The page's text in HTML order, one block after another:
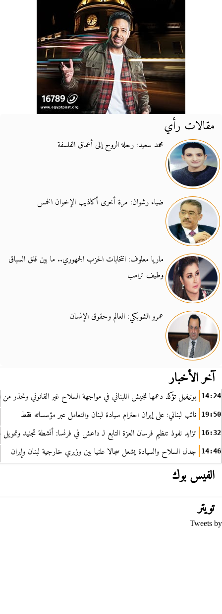
مقالات رأي
محمد سعيد: رحلة الروح إلى أعماق الفلسفة
ضياء رشوان: مرة أخرى أكاذيب الإخوان الخمس
ماريا معلوف: انتخابات الحزب الجمهوري.. ما بين قلق السباق
وطيف ترامب
عمرو الشوبكي: العالم وحقوق الإنسان
آخر الأخبار
14:24 يونيفيل تؤكد دعمها للجيش اللبناني في مواجهة السلاح غير القانوني وتحذر من
19:50 نائب لبناني: على إيران احترام سيادة لبنان والتعامل عبر مؤسساته فقط
16:32 تزايد نفوذ تنظيم فرسان العزة التابع لـ داعش في فرنسا: أنشطة تجنيد
14:46 جدل السلاح والسيادة يشعل سجالا علنيا بين وزيري خارجية لبنان وإيران
الفيس بوك
تويتر
Tweets by